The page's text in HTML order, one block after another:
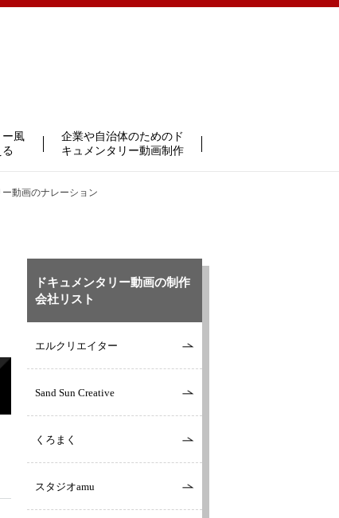
ー風
企業や自治体のためのド
キュメンタリー動画制作
ー動画のナレーション
ドキュメンタリー動画の制作
会社リスト
エルクリエイター
Sand Sun Creative
くろまく
スタジオamu